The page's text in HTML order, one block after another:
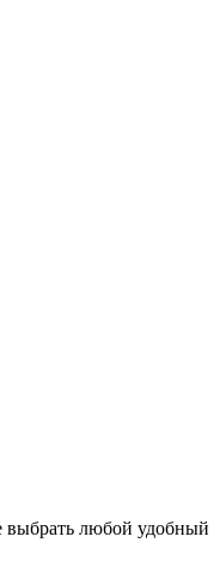
выбрать любой удобный